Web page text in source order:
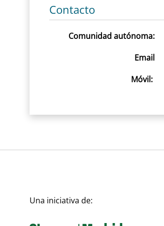
Contacto
Comunidad autónoma:
Email
Móvil:
Una iniciativa de: